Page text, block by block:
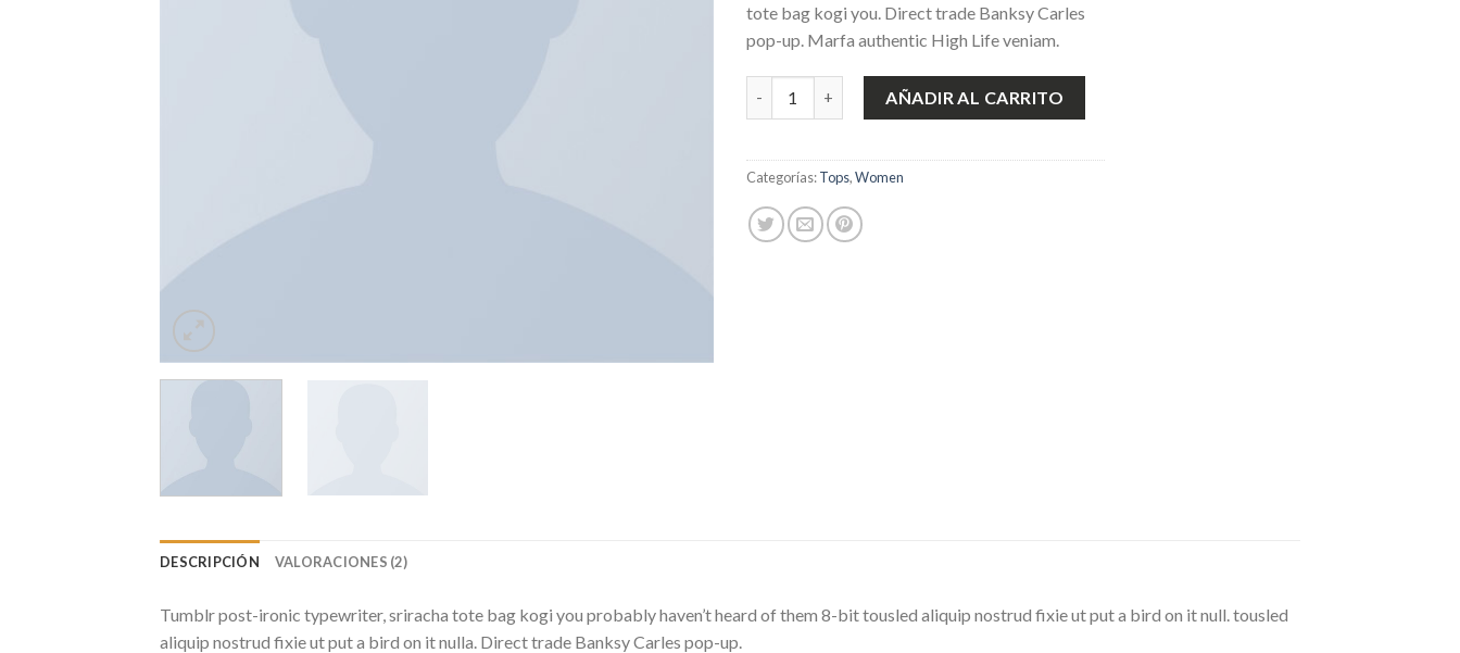
tote bag kogi you. Direct trade Banksy Carles
pop-up. Marfa authentic High Life veniam.
Sunny Tank Selected Femme cantidad
AÑADIR AL CARRITO
Categorías:Tops,Women
DESCRIPCIÓN VALORACIONES (2)
Tumblr post-ironic typewriter, sriracha tote bag kogi you probably haven’t heard of them 8-bit tousled aliquip nostrud fixie ut put a bird on it null. tousled
aliquip nostrud fixie ut put a bird on it nulla. Direct trade Banksy Carles pop-up.